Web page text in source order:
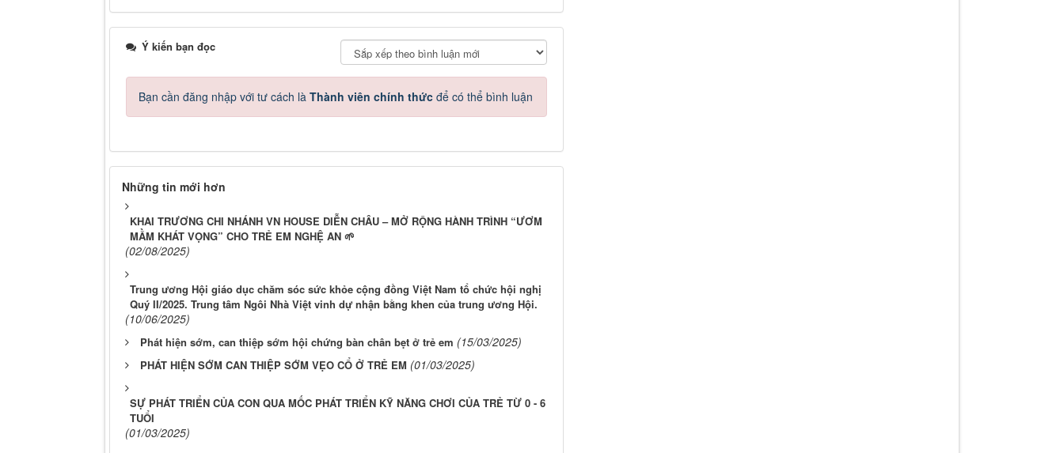
Ý kiến bạn đọc
Bạn cần đăng nhập với tư cách là Thành viên chính thức để có thể bình luận
Những tin mới hơn
KHAI TRƯƠNG CHI NHÁNH VN HOUSE DIỄN CHÂU – MỞ RỘNG HÀNH TRÌNH “ƯƠM
MẦM KHÁT VỌNG” CHO TRẺ EM NGHỆ AN 🌱
(02/08/2025)
Trung ương Hội giáo dục chăm sóc sức khỏe cộng đồng Việt Nam tổ chức hội nghị
Quý II/2025. Trung tâm Ngôi Nhà Việt vinh dự nhận bằng khen của trung ương Hội.
(10/06/2025)
Phát hiện sớm, can thiệp sớm hội chứng bàn chân bẹt ở trẻ em (15/03/2025)
PHÁT HIỆN SỚM CAN THIỆP SỚM VẸO CỔ Ở TRẺ EM (01/03/2025)
SỰ PHÁT TRIỂN CỦA CON QUA MỐC PHÁT TRIỂN KỸ NĂNG CHƠI CỦA TRẺ TỪ 0 - 6
TUỔI
(01/03/2025)